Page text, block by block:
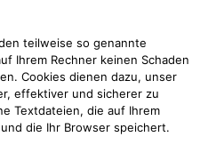
teilweise so genannte
Ihrem Rechner keinen Schaden
Cookies dienen dazu, unser
effektiver und sicherer zu
Textdateien, die auf Ihrem
die Ihr Browser speichert.